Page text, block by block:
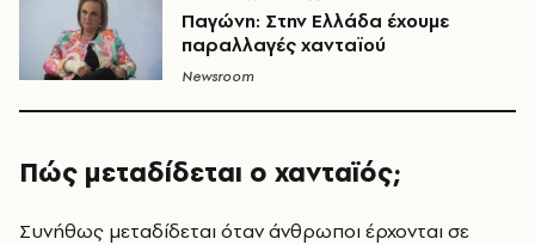
Παγώνη: Στην Ελλάδα έχουμε
παραλλαγές χανταϊού
Newsroom
Πώς μεταδίδεται ο χανταϊός;
Συνήθως μεταδίδεται όταν άνθρωποι έρχονται σε